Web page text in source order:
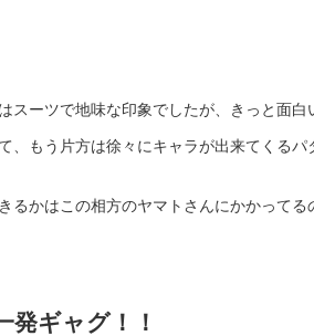
スーツで地味な印象でしたが、きっと面
、もう片方は徐々にキャラが出来てくるパ
るかはこの相方のヤマトさんにかかってる
発ギャグ！！